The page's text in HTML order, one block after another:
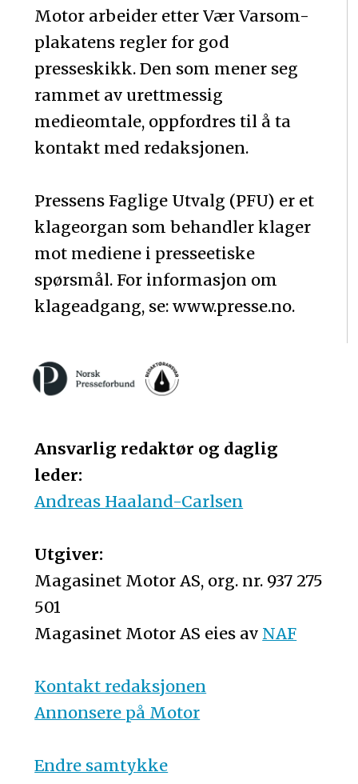
Motor arbeider etter Vær Varsom-
plakatens regler for god
presseskikk. Den som mener seg
rammet av urettmessig
medieomtale, oppfordres til å ta
kontakt med redaksjonen.
Pressens Faglige Utvalg (PFU) er et
klageorgan som behandler klager
mot mediene i presseetiske
spørsmål. For informasjon om
klageadgang, se: www.presse.no.
Ansvarlig redaktør og daglig
leder:
Andreas Haaland-Carlsen
Utgiver:
Magasinet Motor AS, org. nr. 937 275
501
Magasinet Motor AS eies av NAF
Kontakt redaksjonen
Annonsere på Motor
Endre samtykke